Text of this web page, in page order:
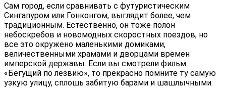
Сам город, если сравнивать с футуристическим
Сингапуром или Гонконгом, выглядит более, чем
традиционным. Естественно, он тоже полон
небоскребов и новомодных скоростных поездов, но
все это окружено маленькими домиками,
величественными храмами и дворцами времен
имперской державы. Если вы смотрели фильм
«Бегущий по лезвию», то прекрасно помните ту самую
узкую улицу, сплошь забитую барами и шашлычными.